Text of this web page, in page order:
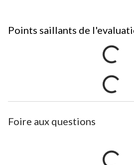
Points saillants de
Foire aux questions